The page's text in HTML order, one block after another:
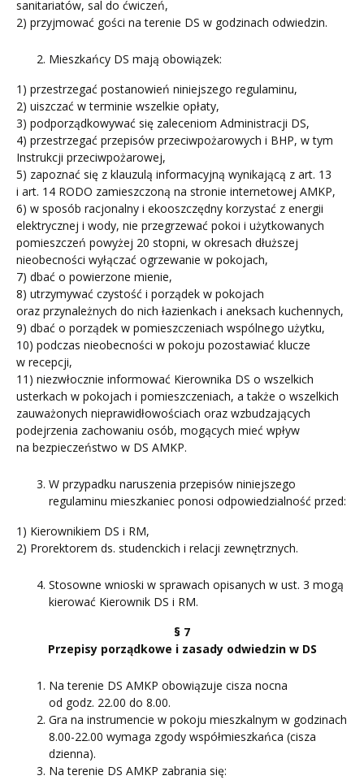
sanitariatów, sal do ćwiczeń,
2) przyjmować gości na terenie DS w godzinach odwiedzin.
Mieszkańcy DS mają obowiązek:
1) przestrzegać postanowień niniejszego regulaminu,
2) uiszczać w terminie wszelkie opłaty,
3) podporządkowywać się zaleceniom Administracji DS,
4) przestrzegać przepisów przeciwpożarowych i BHP, w tym
Instrukcji przeciwpożarowej,
5) zapoznać się z klauzulą informacyjną wynikającą z art. 13
i art. 14 RODO zamieszczoną na stronie internetowej AMKP,
6) w sposób racjonalny i ekooszczędny korzystać z energii
elektrycznej i wody, nie przegrzewać pokoi i użytkowanych
pomieszczeń powyżej 20 stopni, w okresach dłuższej
nieobecności wyłączać ogrzewanie w pokojach,
7) dbać o powierzone mienie,
8) utrzymywać czystość i porządek w pokojach
oraz przynależnych do nich łazienkach i aneksach kuchennych,
9) dbać o porządek w pomieszczeniach wspólnego użytku,
10) podczas nieobecności w pokoju pozostawiać klucze
w recepcji,
11) niezwłocznie informować Kierownika DS o wszelkich
usterkach w pokojach i pomieszczeniach, a także o wszelkich
zauważonych nieprawidłowościach oraz wzbudzających
podejrzenia zachowaniu osób, mogących mieć wpływ
na bezpieczeństwo w DS AMKP.
W przypadku naruszenia przepisów niniejszego
regulaminu mieszkaniec ponosi odpowiedzialność przed:
1) Kierownikiem DS i RM,
2) Prorektorem ds. studenckich i relacji zewnętrznych.
Stosowne wnioski w sprawach opisanych w ust. 3 mogą
kierować Kierownik DS i RM.
§ 7
Przepisy porządkowe i zasady odwiedzin w DS
Na terenie DS AMKP obowiązuje cisza nocna
od godz. 22.00 do 8.00.
Gra na instrumencie w pokoju mieszkalnym w godzinach
8.00-22.00 wymaga zgody współmieszkańca (cisza
dzienna).
Na terenie DS AMKP zabrania się: